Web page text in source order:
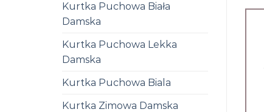
Kurtka Puchowa Biała
Damska
Kurtka Puchowa Lekka
Damska
Kurtka Puchowa Biala
Kurtka Zimowa Damska